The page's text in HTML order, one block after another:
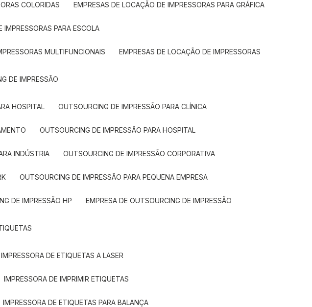
COLORIDAS EMPRESAS DE LOCAÇÃO DE IMPRESSORAS PARA GRÁFICA
IMPRESSORAS PARA ESCOLA
MULTIFUNCIONAIS EMPRESAS DE LOCAÇÃO DE IMPRESSORAS
DE IMPRESSÃO
HOSPITAL OUTSOURCING DE IMPRESSÃO PARA CLÍNICA
OUTSOURCING DE IMPRESSÃO PARA HOSPITAL
INDÚSTRIA OUTSOURCING DE IMPRESSÃO CORPORATIVA
OUTSOURCING DE IMPRESSÃO PARA PEQUENA EMPRESA
DE IMPRESSÃO HP EMPRESA DE OUTSOURCING DE IMPRESSÃO
IMPRESSORA DE ETIQUETAS A LASER
IMPRESSORA DE IMPRIMIR ETIQUETAS
IMPRESSORA DE ETIQUETAS PARA BALANÇA